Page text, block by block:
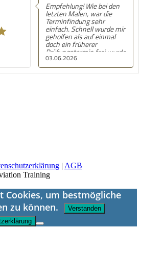
03.06.2026
Empfehlung! Wie bei den
letzten Malen, war die
Terminfindung sehr
einfach. Schnell wurde mir
geholfen als auf einmal
doch ein früherer
Prüfungstermin frei wurde
und ich die Vorbereitung
deutlich schneller machen
musste. Statt
| AGB
Training
Cookies, um bestmögliche
zu können.
Verstanden